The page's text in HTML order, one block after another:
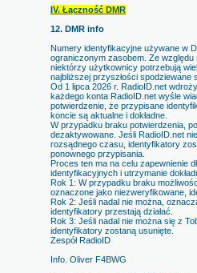
IV. Łączność DMR
12. DMR info
Numery identyfikacyjne używane w
ograniczonym zasobem. Ze
niektórzy użytkownicy potrzebują
najbliższej przyszłości spodziewane
Od 1 lipca 2026 r. RadioID.net
każdego konta RadioID.net wyśle
potwierdzenie, że przypisane
koncie są aktualne i dokładne.
W przypadku braku potwierdzenia,
dezaktywowane. Jeśli RadioID.net
rozsądnego czasu, identyfikatory
ponownego przypisania.
Proces ten ma na celu zapewnienie
identyfikacyjnych i utrzymanie
Rok 1: W przypadku braku
oznaczone jako niezweryfikowane,
Rok 2: Jeśli nadal nie można,
identyfikatory przestają działać.
Rok 3: Jeśli nadal nie można się z
identyfikatory zostaną usunięte.
Zespół RadioID
Info. Oliver F4BWG